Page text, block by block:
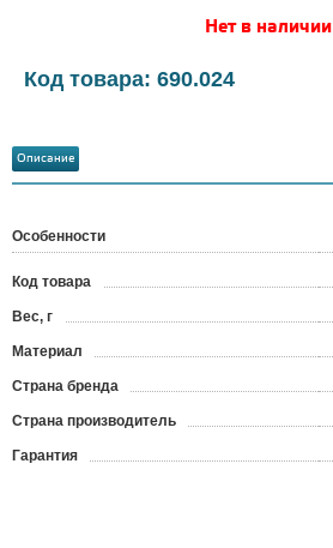
Нет в наличии
Код товара: 690.024
Описание
Особенности
Код товара
Вес, г
Материал
Страна бренда
Страна производитель
Гарантия